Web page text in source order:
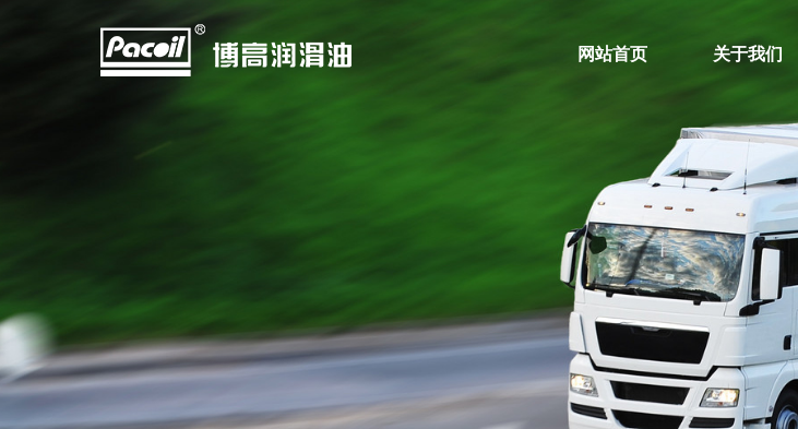
网站首页 关于我们
企业文化 发展历程
工厂参观
设备油 车用润滑油